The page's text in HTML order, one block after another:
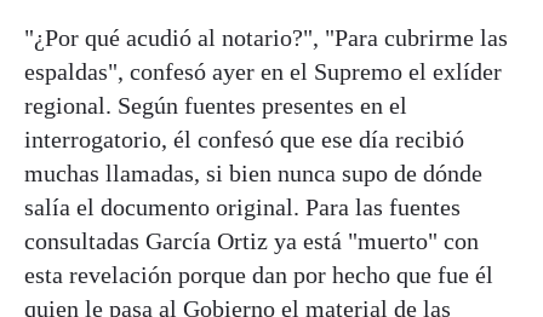
"¿Por qué acudió al notario?", "Para cubrirme las
espaldas", confesó ayer en el Supremo el exlíder
regional. Según fuentes presentes en el
interrogatorio, él confesó que ese día recibió
muchas llamadas, si bien nunca supo de dónde
salía el documento original. Para las fuentes
consultadas García Ortiz ya está "muerto" con
esta revelación porque dan por hecho que fue él
quien le pasa al Gobierno el material de las